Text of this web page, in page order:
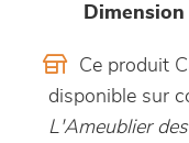
Dimension
Ce produit
disponible sur
L'Ameublier